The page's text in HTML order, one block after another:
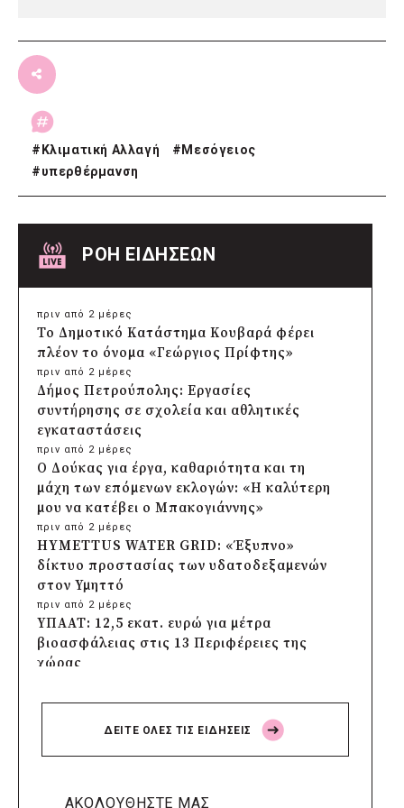
# Κλιματική Αλλαγή # Μεσόγειος
#υπερθέρμανση
ΡΟΗ ΕΙΔΗΣΕΩΝ
πριν από 2 μέρες
Το Δημοτικό Κατάστημα Κουβαρά φέρει
πλέον το όνομα «Γεώργιος Πρίφτης»
πριν από 2 μέρες
Δήμος Πετρούπολης: Εργασίες
συντήρησης σε σχολεία και αθλητικές
εγκαταστάσεις
πριν από 2 μέρες
Ο Δούκας για έργα, καθαριότητα και τη
μάχη των επόμενων εκλογών: «Η καλύτερη
μου να κατέβει ο Μπακογιάννης»
πριν από 2 μέρες
HYMETTUS WATER GRID: «Έξυπνο»
δίκτυο προστασίας των υδατοδεξαμενών
στον Υμηττό
πριν από 2 μέρες
ΥΠΑΑΤ: 12,5 εκατ. ευρώ για μέτρα
βιοασφάλειας στις 13 Περιφέρειες της
χώρας
Πρέσπεια 2026: Έξι ημέρες πολιτισμού,
μουσικής και γαστρονομίας στη Φλώρινα
Δήμος Πέλλας: Σε προσωρινή αναστολή
πριν από 2 μέρες
ΔΕΙΤΕ ΟΛΕΣ ΤΙΣ ΕΙΔΗΣΕΙΣ
ΑΚΟΛΟΥΘΗΣΤΕ ΜΑΣ